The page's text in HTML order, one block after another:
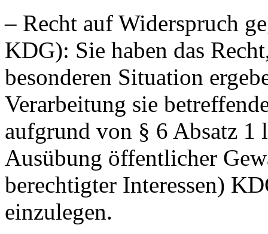
– Recht auf Widerspruch
KDG): Sie haben das
besonderen Situation
Verarbeitung sie
aufgrund von § 6 Absatz
Ausübung öffentlicher
berechtigter Interessen)
einzulegen.